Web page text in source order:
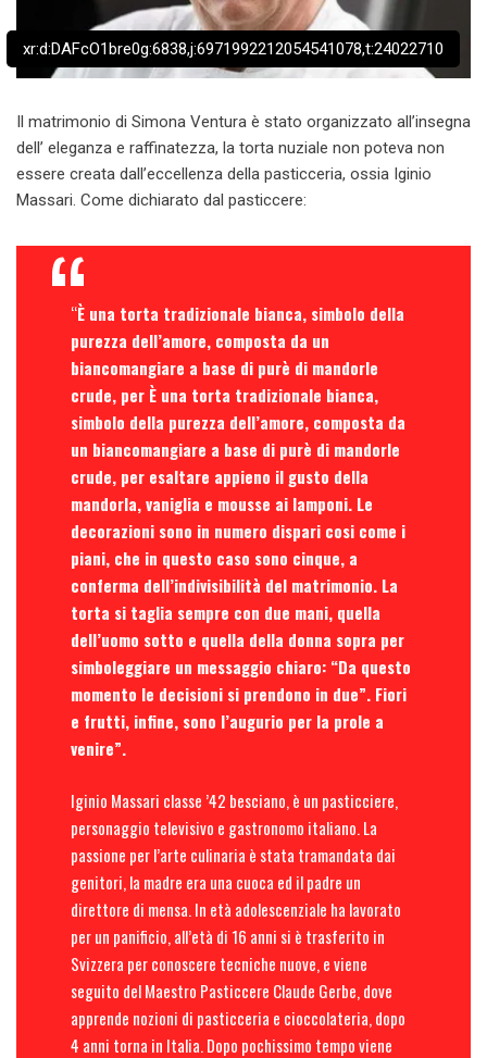
xr:d:DAFcO1bre0g:6838,j:6971992212054541078,t:24022710
Il matrimonio di Simona Ventura è stato organizzato all’insegna
dell’ eleganza e raffinatezza, la torta nuziale non poteva non
essere creata dall’eccellenza della pasticceria, ossia Iginio
Massari. Come dichiarato dal pasticcere:
“È una torta tradizionale bianca, simbolo della
purezza dell’amore, composta da un
biancomangiare a base di purè di mandorle
crude, per È una torta tradizionale bianca,
simbolo della purezza dell’amore, composta da
un biancomangiare a base di purè di mandorle
crude, per esaltare appieno il gusto della
mandorla, vaniglia e mousse ai lamponi. Le
decorazioni sono in numero dispari cosi come i
piani, che in questo caso sono cinque, a
conferma dell’indivisibilità del matrimonio. La
torta si taglia sempre con due mani, quella
dell’uomo sotto e quella della donna sopra per
simboleggiare un messaggio chiaro: “Da questo
momento le decisioni si prendono in due”. Fiori
e frutti, infine, sono l’augurio per la prole a
venire”.
Iginio Massari classe ’42 besciano, è un pasticciere,
personaggio televisivo e gastronomo italiano. La
passione per l’arte culinaria è stata tramandata dai
genitori, la madre era una cuoca ed il padre un
direttore di mensa. In età adolescenziale ha lavorato
per un panificio, all’età di 16 anni si è trasferito in
Svizzera per conoscere tecniche nuove, e viene
seguito del Maestro Pasticcere Claude Gerbe, dove
apprende nozioni di pasticceria e cioccolateria, dopo
4 anni torna in Italia. Dopo pochissimo tempo viene